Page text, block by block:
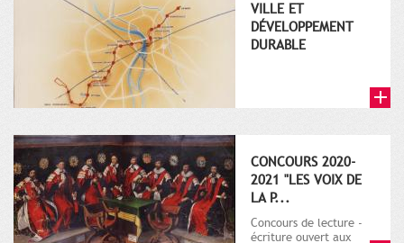
VILLE ET
DÉVELOPPEMENT
DURABLE
CONCOURS 2020-
2021 "LES VOIX DE
LA P...
Concours de lecture -
écriture ouvert aux